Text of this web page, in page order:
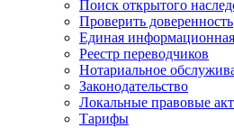
Поиск открытого
Проверить доверенность
Единая
Реестр переводчиков
Нотариальное
Законодательство
Локальные правовые
Тарифы